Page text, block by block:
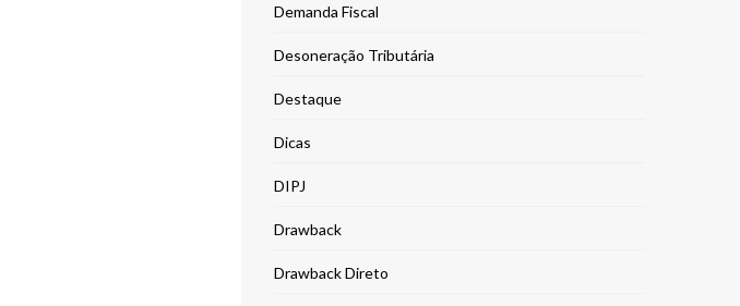
Demanda Fiscal
Desoneração Tributária
Destaque
Dicas
DIPJ
Drawback
Drawback Direto